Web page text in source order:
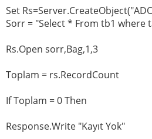
Set
Sorr = "Select * From tb1 where
Rs.Open sorr,Bag,1,3
Toplam = rs.RecordCount
If Toplam = 0 Then
Response.Write "Kayıt Yok"